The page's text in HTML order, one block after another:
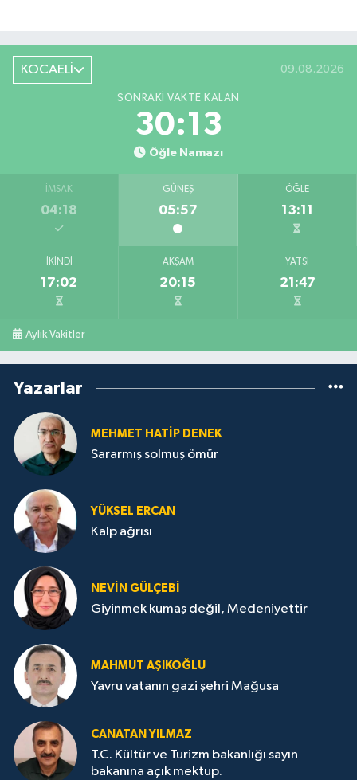
KOCAELİ 09.08.2026
SONRAKI VAKTE KALAN
30:12
Öğle Namazı
İMSAK
04:18
GÜNEŞ
05:57
ÖĞLE
13:11
İKINDI
17:02
AKŞAM
20:15
YATSI
21:47
Aylık Vakitler
Yazarlar
MEHMET HATİP DENEK
Sararmış solmuş ömür
YÜKSEL ERCAN
Kalp ağrısı
NEVİN GÜLÇEBİ
Giyinmek kumaş değil, Medeniyettir
MAHMUT AŞIKOĞLU
Yavru vatanın gazi şehri Mağusa
CANATAN YILMAZ
T.C. Kültür ve Turizm bakanlığı sayın
bakanına açık mektup.